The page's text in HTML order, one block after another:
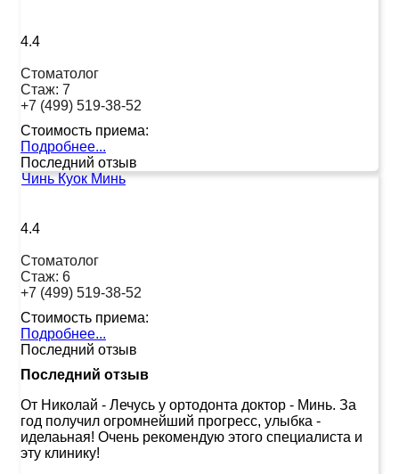
4.4
Стоматолог
Стаж: 7
+7 (499) 519-38-52
Стоимость приема:
Подробнее...
Последний отзыв
Чинь Куок Минь
4.4
Стоматолог
Стаж: 6
+7 (499) 519-38-52
Стоимость приема:
Подробнее...
Последний отзыв
Последний отзыв
От Николай - Лечусь у ортодонта доктор - Минь. За
год получил огромнейший прогресс, улыбка -
иделаьная! Очень рекомендую этого специалиста и
эту клинику!